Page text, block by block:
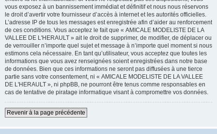
vous exposez à un bannissement immédiat et définitif et nous nous réservons
le droit d’avertir votre fournisseur d’accès à internet et les autorités officielles.
L’adresse IP de tous les messages est enregistrée afin d’aider au renforcement
de ces conditions. Vous acceptez le fait que « AMICALE MODELISTE DE LA
VALLEE DE L'HERAULT » ait le droit de supprimer, de modifier, de déplacer ou
de verrouiller n’importe quel sujet et message à n’importe quel moment si nous
estimons cela nécessaire. En tant qu’utilisateur, vous acceptez que toutes les
informations que vous avez renseignées soient enregistrées dans notre base
de données. Bien que ces informations ne seront pas diffusées à une tierce
partie sans votre consentement, ni « AMICALE MODELISTE DE LA VALLEE
DE L'HERAULT », ni phpBB, ne pourront être tenus comme responsables en
cas de tentative de piratage informatique visant à compromettre vos données.
Revenir à la page précédente